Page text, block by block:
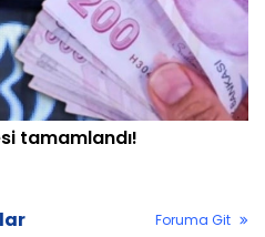
tamamlandı!
Foruma Git